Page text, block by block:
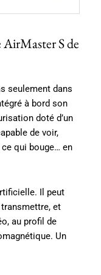
S de
seulement dans
à bord son
doté d’un
de voir,
qui bouge… en
Il peut
et
au profil de
Un